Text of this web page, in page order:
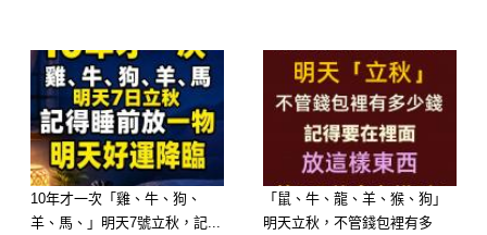
一、屋內光線詭異，氣味異常，植物萎
靡
當屋內忽然出現一層難以解釋的陰沉，
不管外面陽光多明亮，屋裡總像罩著一
10年才一次「雞、牛、狗、
羊、馬、」明天7號立秋，記...
「鼠、牛、龍、羊、猴、狗」
明天立秋，不管錢包裡有多